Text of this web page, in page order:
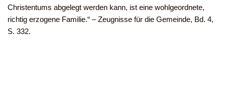
Christentums abgelegt werden kann, ist eine wohlgeordnete,
richtig erzogene Familie.“ – Zeugnisse für die Gemeinde, Bd. 4,
S. 332.